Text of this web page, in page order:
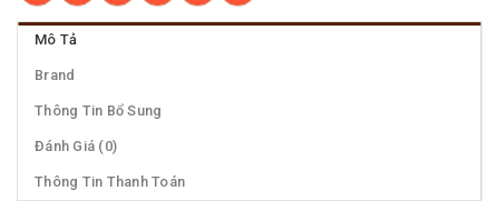
Mô Tả
Brand
Thông Tin Bổ Sung
Đánh Giá (0)
Thông Tin Thanh Toán